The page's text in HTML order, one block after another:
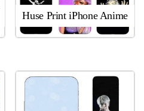
Huse Print iPhone Anime